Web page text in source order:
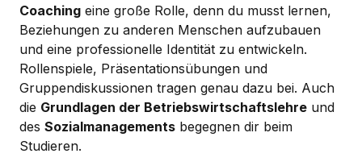
Coaching eine große Rolle, denn du musst lernen,
Beziehungen zu anderen Menschen aufzubauen
und eine professionelle Identität zu entwickeln.
Rollenspiele, Präsentationsübungen und
Gruppendiskussionen tragen genau dazu bei. Auch
die Grundlagen der Betriebswirtschaftslehre und
des Sozialmanagements begegnen dir beim
Studieren.